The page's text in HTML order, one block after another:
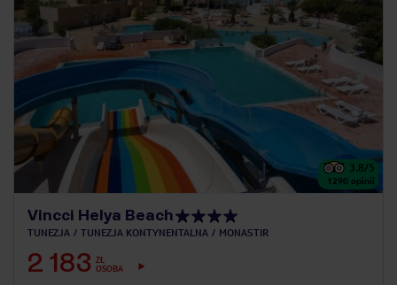
3.8/5
1290 opinii
Vincci Helya Beach
TUNEZJA TUNEZJA KONTYNENTALNA MONASTIR
2 183 ZŁ
OSOBA